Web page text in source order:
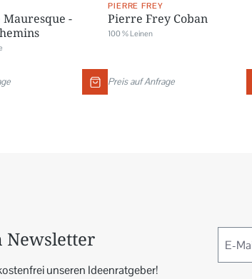
-
PIERRE FREY
Pierre Frey Coban
100 % Leinen
Preis auf Anfrage
Newsletter
unseren Ideenratgeber!